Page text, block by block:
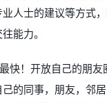
人士的建议等方式
能力。
快！开放自己的朋友
的同事，朋友，邻